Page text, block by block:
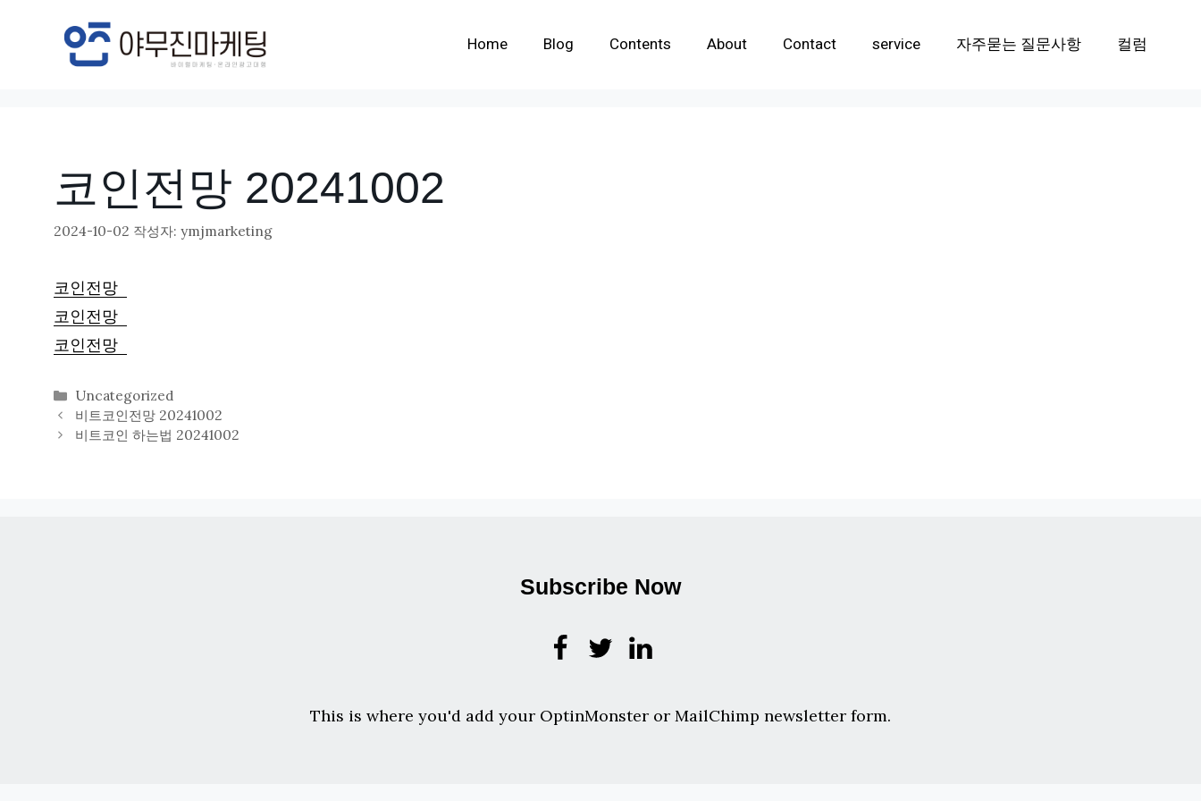
Home Blog Contents About Contact service 자주묻는 질문사항 컬럼
코인전망 20241002
2024-10-02 작성자: ymjmarketing
코인전망
코인전망
코인전망
카
테
고
Uncategorized
비트코인전망 20241002
비트코인 하는법 20241002
Subscribe Now
This is where you'd add your OptinMonster or MailChimp newsletter form.